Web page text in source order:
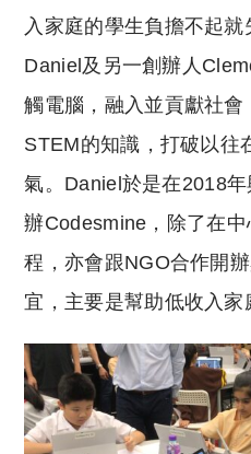
入家庭的學生負擔不起就
Daniel及另一創辦人
觸電腦，融入並貢獻社
STEM的知識，打破以往
氣。Daniel於是在2018
辦Codesmine，除了在
程，亦會跟NGO合作開
宜，主要是幫助低收入家